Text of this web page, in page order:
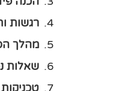
רגשות
מהלך
שאלות